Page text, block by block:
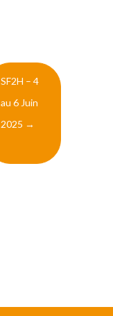
SF2H – 4
au 6 Juin
2025 →